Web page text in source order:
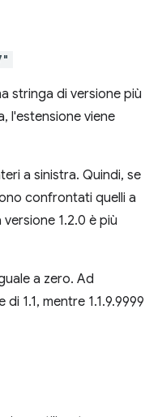
stringa di versione più
l'estensione viene
a sinistra. Quindi, se
confrontati quelli a
1.2.0 è più
a zero. Ad
1.1, mentre 1.1.9.9999